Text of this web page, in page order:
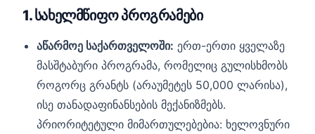
1. სახელმწიფო პროგრამები
აწარმოე საქართველოში: ერთ-ერთი ყველაზე
მასშტაბური პროგრამა, რომელიც გულისხმობს
როგორც გრანტს (არაუმეტეს 50,000 ლარისა),
ისე თანადაფინანსების მექანიზმებს.
პრიორიტეტული მიმართულებებია: ხელოვნური